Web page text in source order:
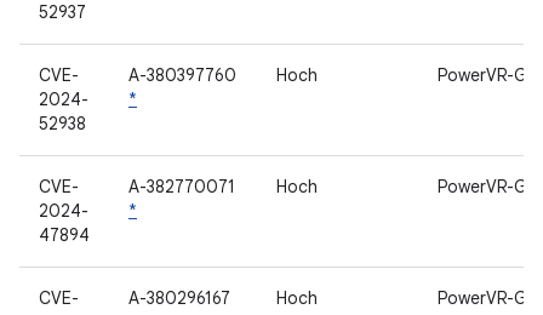
52937
CVE-
2024-
52938
A-380397760
*
Hoch PowerVR-
CVE-
2024-
47894
A-382770071
*
Hoch PowerVR-
CVE-
A-380296167
Hoch PowerVR-